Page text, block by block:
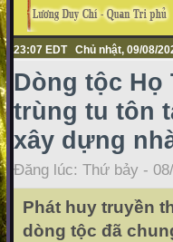
23:07 EDT Chủ nhật, 09/08/
Dòng tộc Họ
trùng tu tôn
xây dựng
Đăng lúc: Thứ bảy -
Phát huy truyền
dòng tộc đã